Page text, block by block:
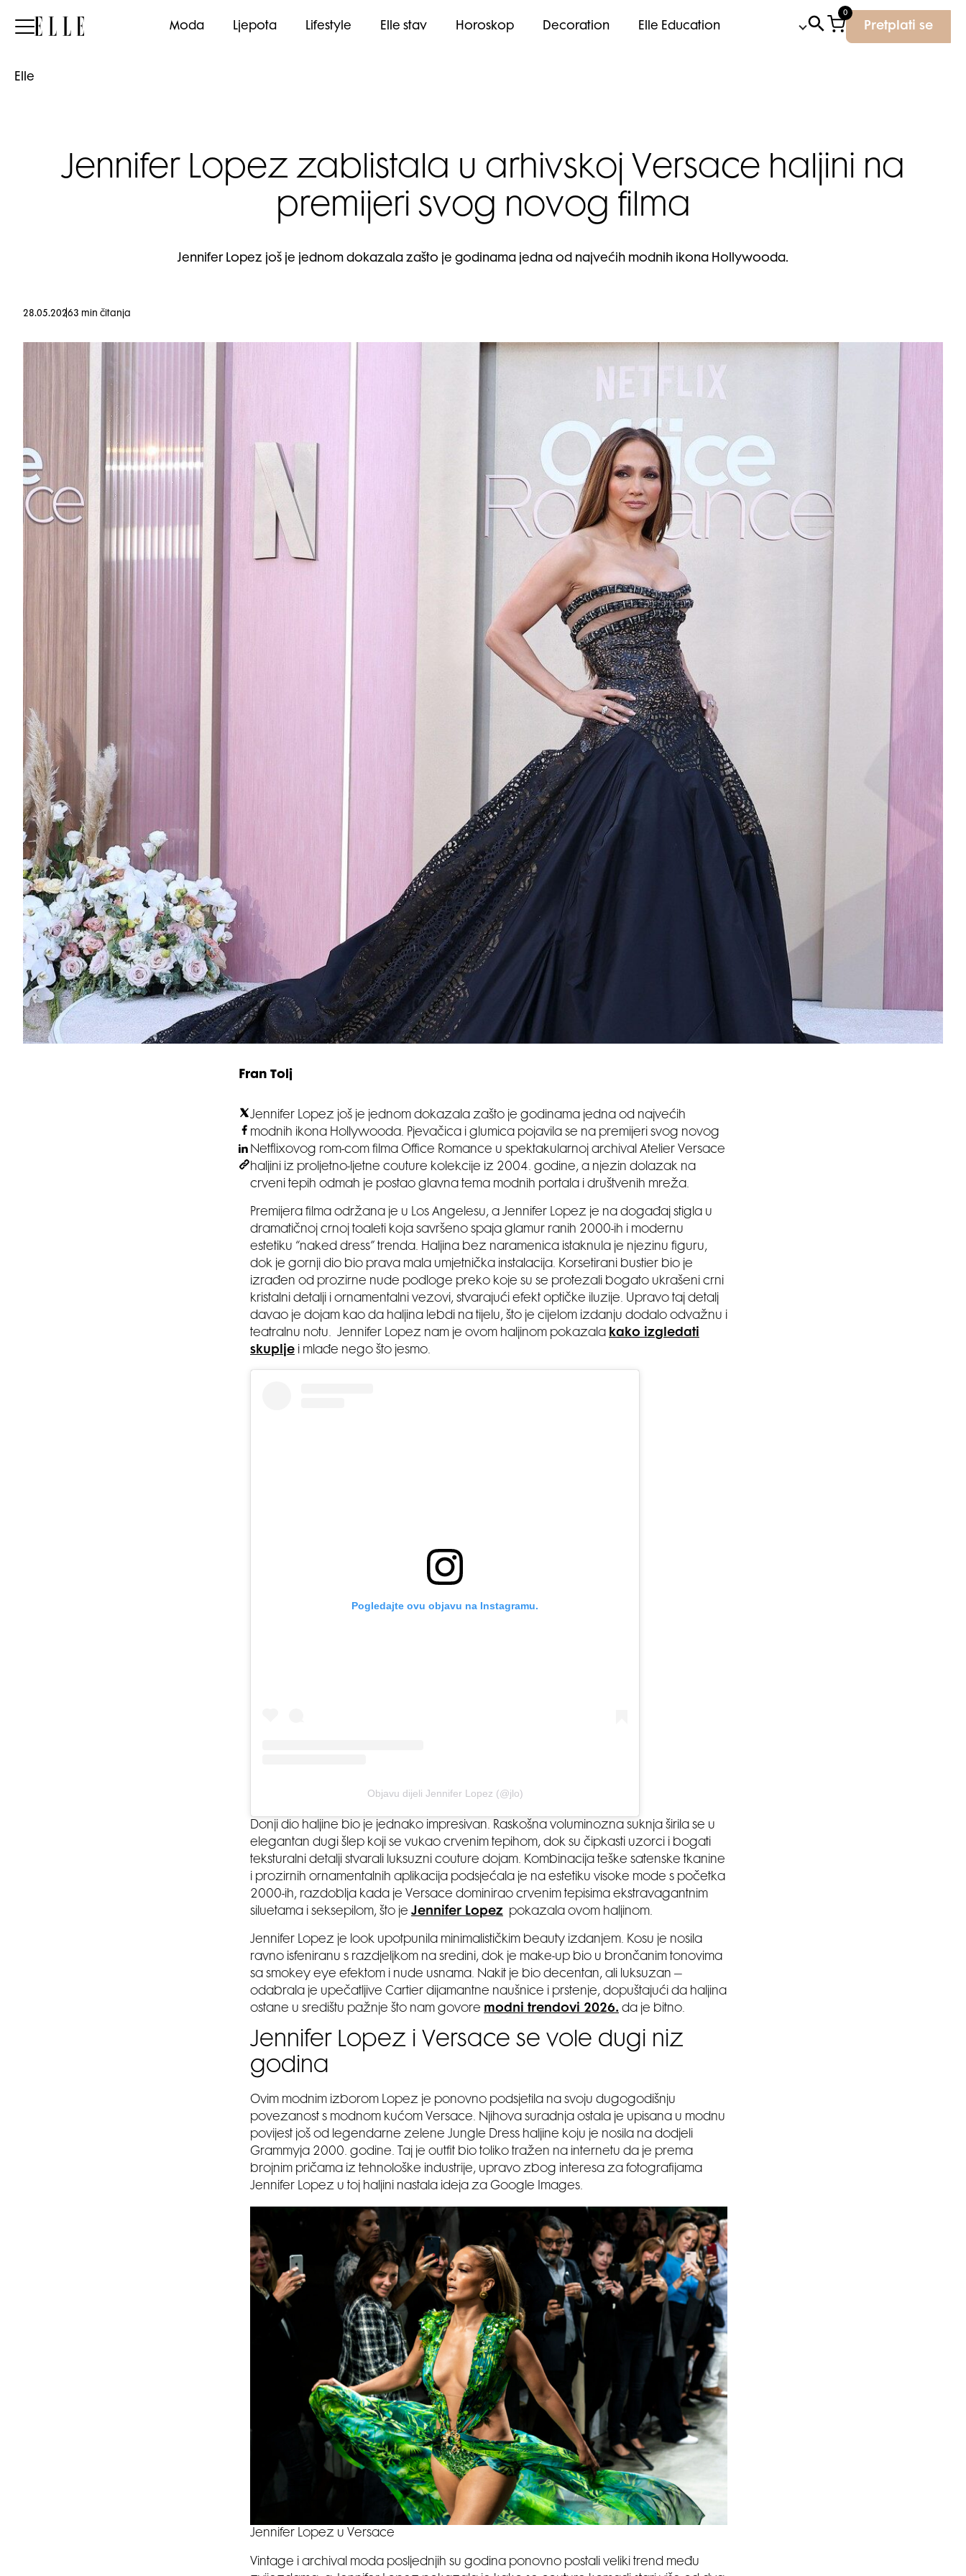
Elle Moda Ljepota Lifestyle Elle stav Horoskop Decoration Elle Education
0
Pretplati se
Elle
Jennifer Lopez zablistala u arhivskoj Versace haljini na
premijeri svog novog filma
Jennifer Lopez još je jednom dokazala zašto je godinama jedna od najvećih modnih ikona Hollywooda.
28.05.20263 min čitanja
Fran Tolj
Jennifer Lopez još je jednom dokazala zašto je godinama jedna od najvećih
modnih ikona Hollywooda. Pjevačica i glumica pojavila se na premijeri svog novog
Netflixovog rom-com filma Office Romance u spektakularnoj archival Atelier Versace
haljini iz proljetno-ljetne couture kolekcije iz 2004. godine, a njezin dolazak na
crveni tepih odmah je postao glavna tema modnih portala i društvenih mreža.
Premijera filma održana je u Los Angelesu, a Jennifer Lopez je na događaj stigla u
dramatičnoj crnoj toaleti koja savršeno spaja glamur ranih 2000-ih i modernu
estetiku “naked dress” trenda. Haljina bez naramenica istaknula je njezinu figuru,
dok je gornji dio bio prava mala umjetnička instalacija. Korsetirani bustier bio je
izrađen od prozirne nude podloge preko koje su se protezali bogato ukrašeni crni
kristalni detalji i ornamentalni vezovi, stvarajući efekt optičke iluzije. Upravo taj detalj
davao je dojam kao da haljina lebdi na tijelu, što je cijelom izdanju dodalo odvažnu i
teatralnu notu. Jennifer Lopez nam je ovom haljinom pokazala kako izgledati
skuplje i mlađe nego što jesmo.
Pogledajte ovu objavu na Instagramu.
Objavu dijeli Jennifer Lopez (@jlo)
Donji dio haljine bio je jednako impresivan. Raskošna voluminozna suknja širila se u
elegantan dugi šlep koji se vukao crvenim tepihom, dok su čipkasti uzorci i bogati
teksturalni detalji stvarali luksuzni couture dojam. Kombinacija teške satenske tkanine
i prozirnih ornamentalnih aplikacija podsjećala je na estetiku visoke mode s početka
2000-ih, razdoblja kada je Versace dominirao crvenim tepisima ekstravagantnim
siluetama i seksepilom, što je Jennifer Lopez pokazala ovom haljinom.
Jennifer Lopez je look upotpunila minimalističkim beauty izdanjem. Kosu je nosila
ravno isfeniranu s razdjeljkom na sredini, dok je make-up bio u brončanim tonovima
sa smokey eye efektom i nude usnama. Nakit je bio decentan, ali luksuzan –
odabrala je upečatljive Cartier dijamantne naušnice i prstenje, dopuštajući da haljina
ostane u središtu pažnje što nam govore modni trendovi 2026. da je bitno.
Jennifer Lopez i Versace se vole dugi niz
godina
Ovim modnim izborom Lopez je ponovno podsjetila na svoju dugogodišnju
povezanost s modnom kućom Versace. Njihova suradnja ostala je upisana u modnu
povijest još od legendarne zelene Jungle Dress haljine koju je nosila na dodjeli
Grammyja 2000. godine. Taj je outfit bio toliko tražen na internetu da je prema
brojnim pričama iz tehnološke industrije, upravo zbog interesa za fotografijama
Jennifer Lopez u toj haljini nastala ideja za Google Images.
Jennifer Lopez u Versace
Vintage i archival moda posljednjih su godina ponovno postali veliki trend među